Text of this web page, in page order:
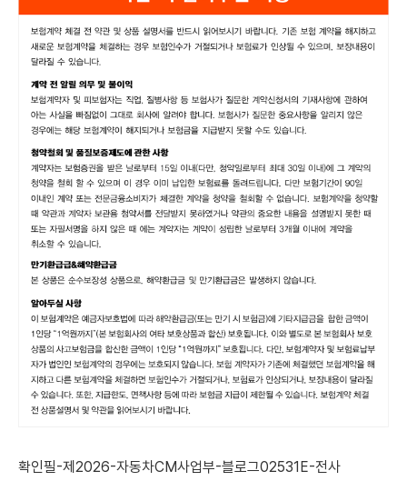
확인필-제2026-자동차CM사업부-블로그02531E-전사